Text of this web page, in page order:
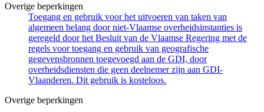
Overige beperkingen
Toegang en gebruik voor het uitvoeren van taken van
algemeen belang door niet-Vlaamse overheidsinstanties is
geregeld door het Besluit van de Vlaamse Regering met de
regels voor toegang en gebruik van geografische
gegevensbronnen toegevoegd aan de GDI, door
overheidsdiensten die geen deelnemer zijn aan GDI-
Vlaanderen. Dit gebruik is kosteloos.
Overige beperkingen